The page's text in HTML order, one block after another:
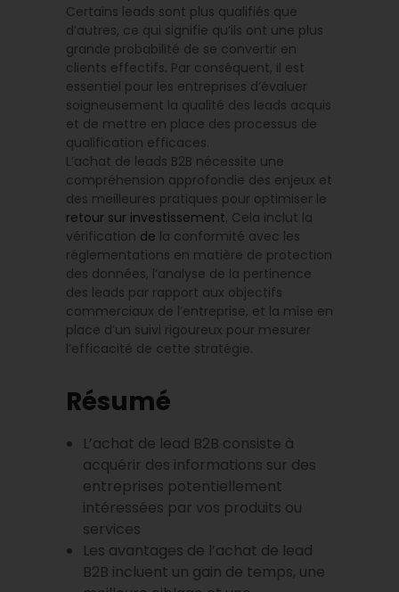
Certains leads sont plus qualifiés que
d’autres, ce qui signifie qu’ils ont une plus
grande probabilité de se convertir en
clients effectifs. Par conséquent, il est
essentiel pour les entreprises d’évaluer
soigneusement la qualité des leads acquis
et de mettre en place des processus de
qualification efficaces.
L’achat de leads B2B nécessite une
compréhension approfondie des enjeux et
des meilleures pratiques pour optimiser le
retour sur investissement. Cela inclut la
vérification de la conformité avec les
réglementations en matière de protection
des données, l’analyse de la pertinence
des leads par rapport aux objectifs
commerciaux de l’entreprise, et la mise en
place d’un suivi rigoureux pour mesurer
l’efficacité de cette stratégie.
Résumé
L’achat de lead B2B consiste à
acquérir des informations sur des
entreprises potentiellement
intéressées par vos produits ou
services
Les avantages de l’achat de lead
B2B incluent un gain de temps, une